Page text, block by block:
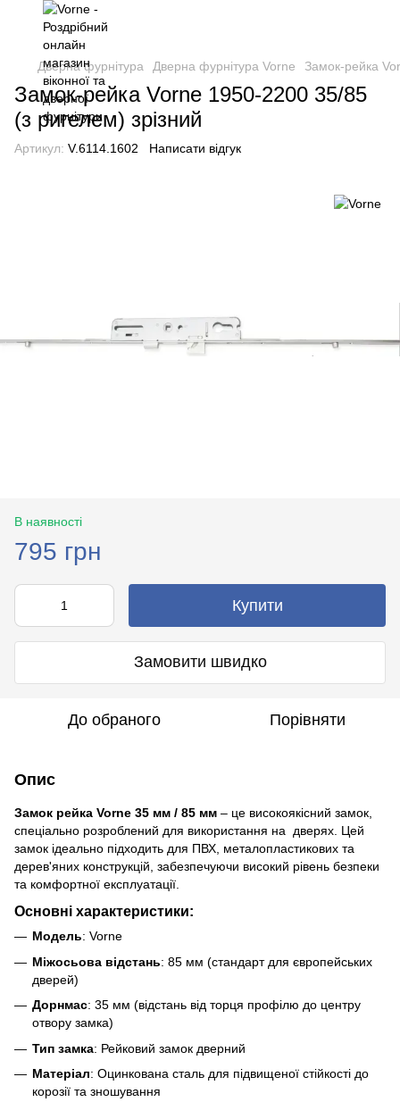
Дверна фурнітура Дверна фурнітура Vorne Замок-рейка
Замок-рейка Vorne 1950-2200 35/85
(з ригелем) зрізний
Артикул: V.6114.1602 Написати відгук
В наявності
795 грн
Купити
Замовити швидко
До обраного Порівняти
Опис
Замок рейка Vorne 35 мм / 85 мм – це високоякісний замок,
спеціально розроблений для використання на дверях. Цей
замок ідеально підходить для ПВХ, металопластикових та
дерев'яних конструкцій, забезпечуючи високий рівень безпеки
та комфортної експлуатації.
Основні характеристики:
Модель: Vorne
Міжосьова відстань: 85 мм (стандарт для європейських
дверей)
Дорнмас: 35 мм (відстань від торця профілю до центру
отвору замка)
Тип замка: Рейковий замок дверний
Матеріал: Оцинкована сталь для підвищеної стійкості до
корозії та зношування